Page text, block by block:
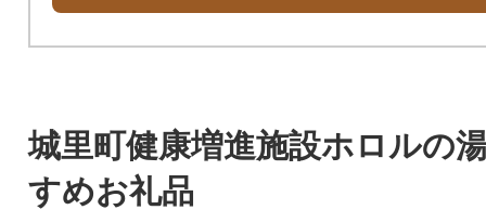
城里町健康増進施設ホロルの
すめお礼品